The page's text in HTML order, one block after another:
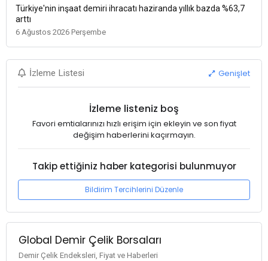
Türkiye'nin inşaat demiri ihracatı haziranda yıllık bazda %63,7
arttı
6 Ağustos 2026 Perşembe
İzleme Listesi Genişlet
İzleme listeniz boş
Favori emtialarınızı hızlı erişim için ekleyin ve son fiyat
değişim haberlerini kaçırmayın.
Takip ettiğiniz haber kategorisi bulunmuyor
Bildirim Tercihlerini Düzenle
Global Demir Çelik Borsaları
Demir Çelik Endeksleri, Fiyat ve Haberleri